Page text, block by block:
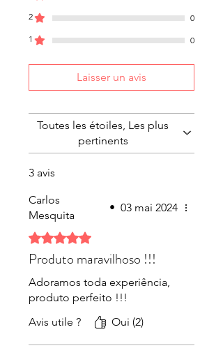
ambiente
favor esolher embalagem
rústica ou pote.
revenda.
Saiba Mais
2
0
1
0
Laisser un avis
Toutes les étoiles, Les plus
pertinents
3 avis
Carlos
Mesquita
• 03 mai 2024
Noté 5 sur 5.
Produto maravilhoso !!!
Adoramos toda experiência,
produto perfeito !!!
Avis utile ?
Oui (2)